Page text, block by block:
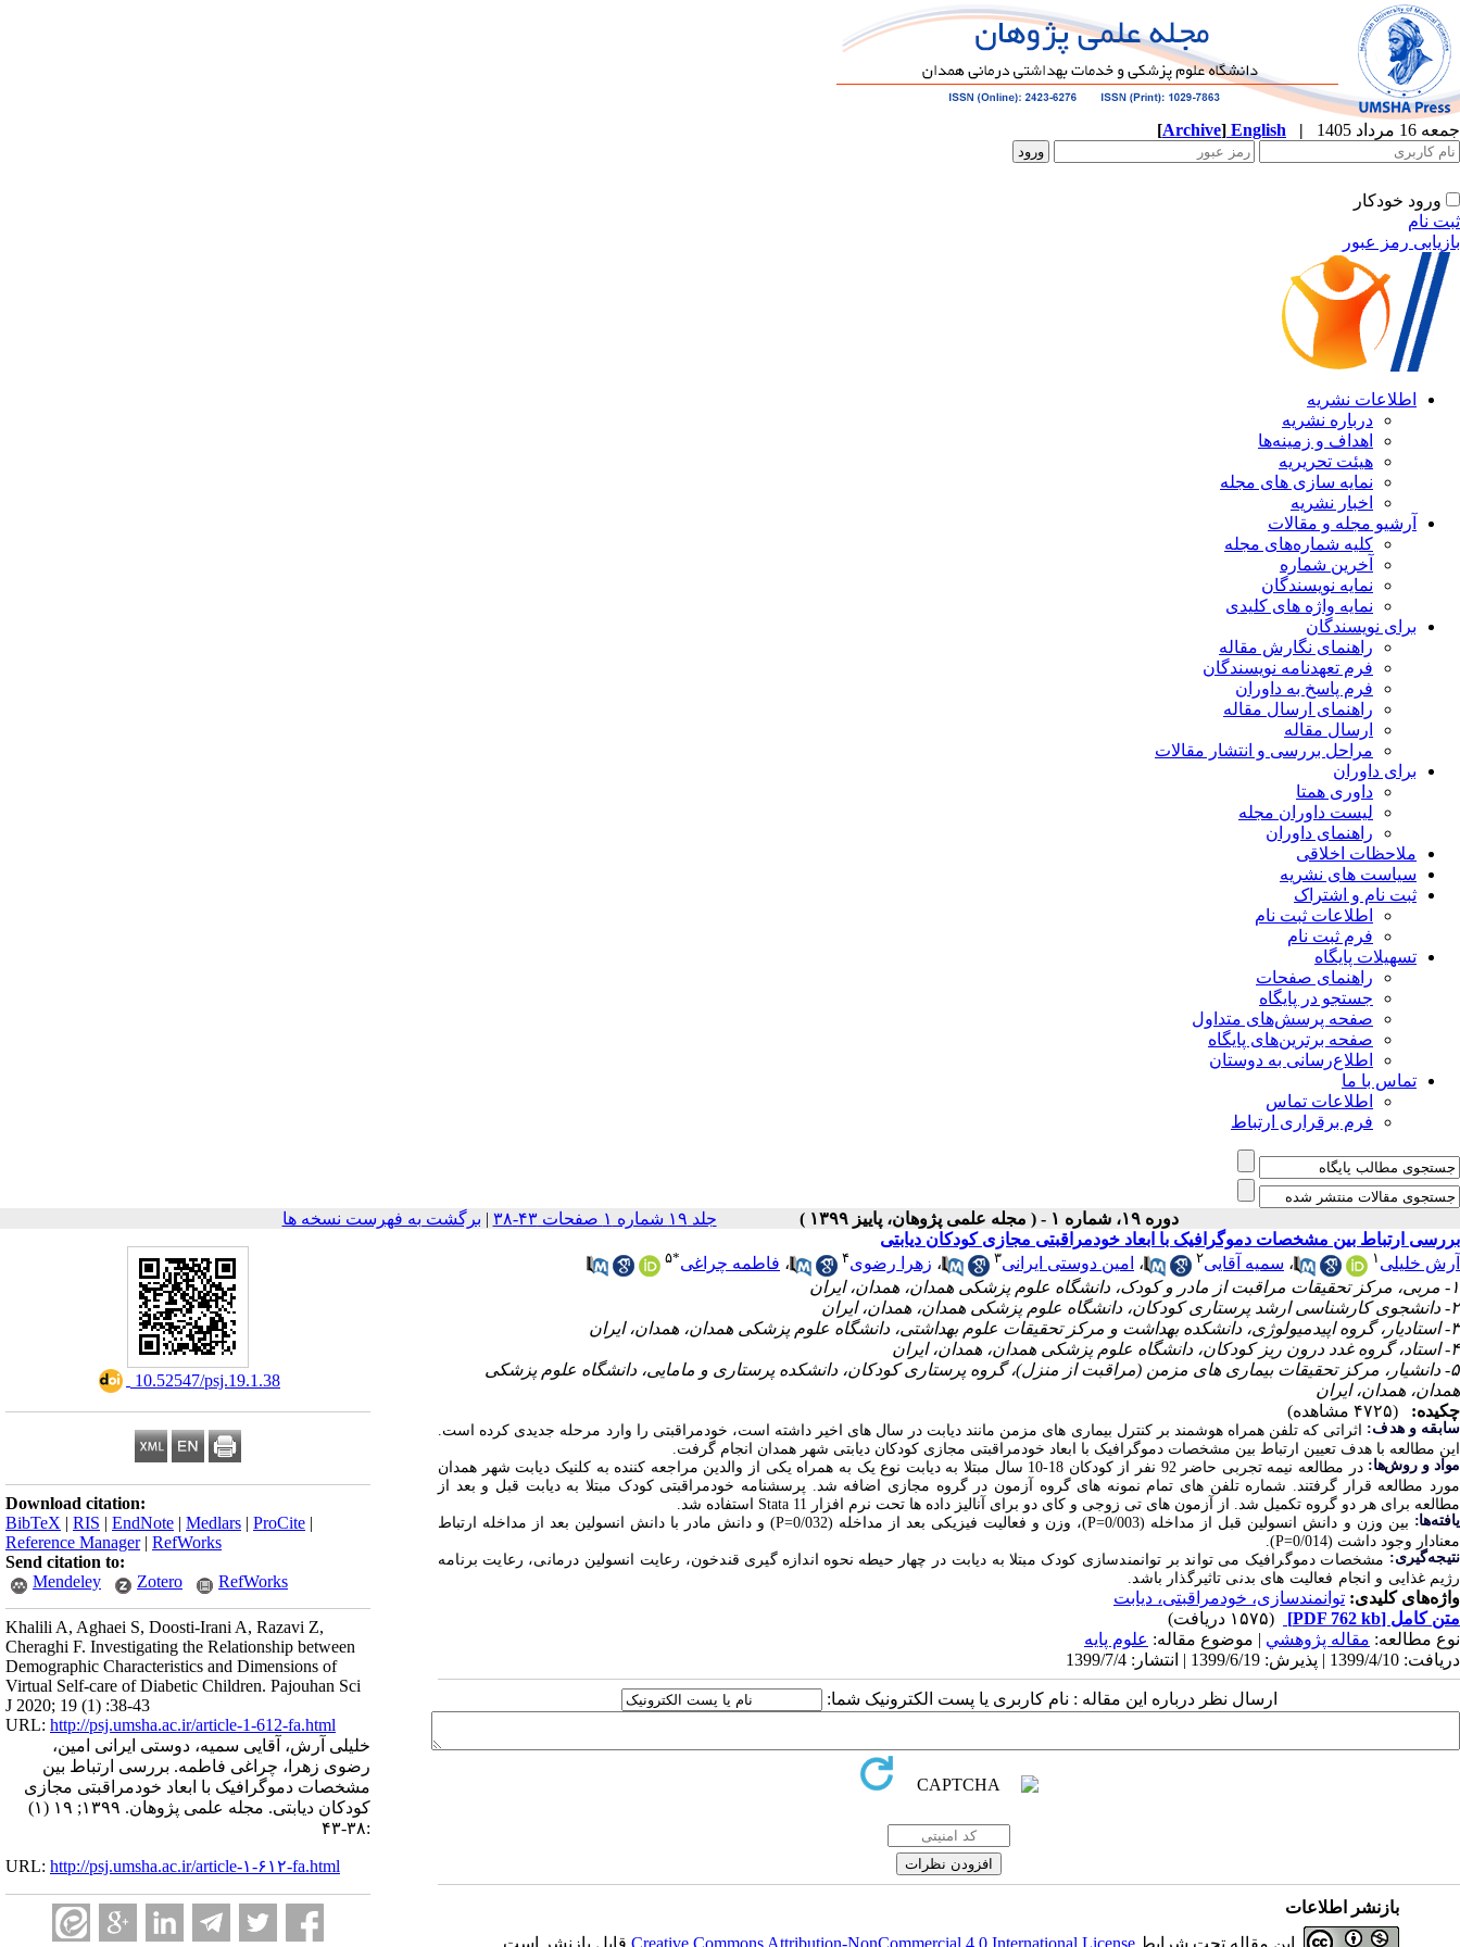
جمعه 16 مرداد 1405 |
English
[Archive]
ورود خودکار
ثبت نام
بازیابی رمز عبور
اطلاعات نشریه
درباره نشریه
اهداف و زمینه‌ها
هیئت تحریریه
نمایه سازی های مجله
اخبار نشریه
آرشیو مجله و مقالات
کلیه شماره‌های مجله
آخرین شماره
نمایه نویسندگان
نمایه واژه های کلیدی
برای نویسندگان
راهنمای نگارش مقاله
فرم تعهدنامه نویسندگان
فرم پاسخ به داوران
راهنمای ارسال مقاله
ارسال مقاله
مراحل بررسی و انتشار مقالات
برای داوران
داوری همتا
لیست داوران مجله
راهنمای داوران
ملاحظات اخلاقی
سیاست های نشریه
ثبت نام و اشتراک
اطلاعات ثبت نام
فرم ثبت نام
تسهیلات پایگاه
راهنمای صفحات
جستجو در پایگاه
صفحه پرسش‌های متداول
صفحه برترین‌های پایگاه
اطلاع‌رسانی به دوستان
تماس با ما
اطلاعات تماس
فرم برقراری ارتباط
دوره ۱۹، شماره ۱ - ( مجله علمی پژوهان، پاییز ۱۳۹۹ ) جلد ۱۹ شماره ۱ صفحات ۴۳-۳۸ | برگشت به فهرست نسخه ها
‎ 10.52547/psj.19.1.38
Download citation:
BibTeX | RIS | EndNote | Medlars | ProCite |
Reference Manager| RefWorks
Send citation to:
Mendeley
Zotero RefWorks
Khalili A, Aghaei S, Doosti-Irani A, Razavi Z,
Cheraghi F. Investigating the Relationship between
Demographic Characteristics and Dimensions of
Virtual Self-care of Diabetic Children. Pajouhan Sci
J 2020; 19 (1) :38-43
URL: http://psj.umsha.ac.ir/article-1-612-fa.html
خلیلی آرش، آقایی سمیه، دوستی ایرانی امین،
رضوی زهرا، چراغی فاطمه. بررسی ارتباط بین
مشخصات دموگرافیک با ابعاد خودمراقبتی مجازی
کودکان دیابتی. مجله علمی پژوهان. ۱۳۹۹; ۱۹ (۱)
:۳۸-۴۳
URL: http://psj.umsha.ac.ir/article-۱-۶۱۲-fa.html
بررسی ارتباط بین مشخصات دموگرافیک با ابعاد خودمراقبتی مجازی کودکان دیابتی
آرش خلیلی ۱ ، سمیه آقایی۲ ، امین دوستی ایرانی۳ ، زهرا رضوی۴ ، فاطمه چراغی*۵
۱- مربی، مرکز تحقیقات مراقبت از مادر و کودک، دانشگاه علوم پزشکی همدان، همدان، ایران
۲- دانشجوی کارشناسی ارشد پرستاری کودکان، دانشگاه علوم پزشکی همدان، همدان، ایران
۳- استادیار، گروه اپیدمیولوژی، دانشکده بهداشت و مرکز تحقیقات علوم بهداشتی، دانشگاه علوم پزشکی همدان، همدان، ایران
۴- استاد، گروه غدد درون ریز کودکان، دانشگاه علوم پزشکی همدان، همدان، ایران
۵- دانشیار، مرکز تحقیقات بیماری های مزمن (مراقبت از منزل)، گروه پرستاری کودکان، دانشکده پرستاری و مامایی، دانشگاه علوم پزشکی
همدان، همدان، ایران
چکیده:
(۴۷۲۵ مشاهده)
سابقه و هدف: اثراتی که تلفن همراه هوشمند بر کنترل بیماری های مزمن مانند دیابت در سال های اخیر داشته است، خودمراقبتی را وارد مرحله جدیدی کرده است.
این مطالعه با هدف تعیین ارتباط بین مشخصات دموگرافیک با ابعاد خودمراقبتی مجازی کودکان دیابتی شهر همدان انجام گرفت.
مواد و روش‌‌ها:
در مطالعه نیمه تجربی حاضر 92 نفر از کودکان 18-10 سال مبتلا به دیابت نوع یک به همراه یکی از والدین مراجعه کننده به کلنیک دیابت شهر همدان
مورد مطالعه قرار گرفتند. شماره تلفن های تمام نمونه های گروه آزمون در گروه مجازی اضافه شد. پرسشنامه خودمراقبتی کودک مبتلا به دیابت قبل و بعد از
مطالعه برای هر دو گروه تکمیل شد. از آزمون های تی زوجی و کای دو برای آنالیز داده ها تحت نرم افزار
Stata 11 استفاده شد.
یافته‌ها: بین وزن و دانش انسولین قبل از مداخله (0/003 =
P)، وزن و فعالیت فیزیکی بعد از مداخله (0/032 =
P) و دانش مادر با دانش انسولین بعد از مداخله ارتباط
معنادار وجود داشت (0/014
=
P
).
نتیجه‌گیری: مشخصات دموگرافیک می تواند بر توانمندسازی کودک مبتلا به دیابت در چهار حیطه نحوه اندازه گیری قندخون، رعایت انسولین درمانی، رعایت برنامه
رژیم غذایی و انجام فعالیت های بدنی تاثیرگذار باشد.
واژه‌های کلیدی: توانمندسازی، خودمراقبتی، دیابت
متن کامل [PDF 762 kb]
(۱۵۷۵ دریافت)
نوع مطالعه: مقاله پژوهشي | موضوع مقاله: علوم پایه
دریافت: 1399/4/10 | پذیرش: 1399/6/19 | انتشار: 1399/7/4
ارسال نظر درباره این مقاله : نام کاربری یا پست الکترونیک شما:
بازنشر اطلاعات
این مقاله تحت شرایط Creative Commons Attribution-NonCommercial 4.0 International Licenseقابل بازنشر است.